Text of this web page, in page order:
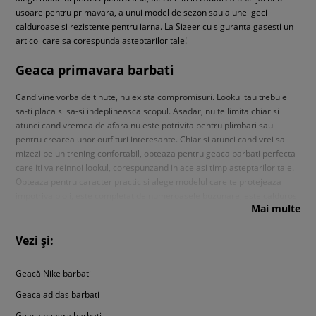
usoare pentru primavara, a unui model de sezon sau a unei geci
calduroase si rezistente pentru iarna. La Sizeer cu siguranta gasesti un
articol care sa corespunda asteptarilor tale!
Geaca primavara barbati
Cand vine vorba de tinute, nu exista compromisuri. Lookul tau trebuie
sa-ti placa si sa-si indeplineasca scopul. Asadar, nu te limita chiar si
atunci cand vremea de afara nu este potrivita pentru plimbari sau
pentru crearea unor outfituri interesante. Chiar si atunci cand vrei sa
mizezi pe un trening confortabil, opteaza pentru geaca barbati perfecta
care iti va reinnoi lookul, corespunzand in acelasi timp asteptarilor tale.
si are un design modern. La Sizeer gasesti o gama larga de produse,
potrivite pentru tine.
un model care face trimitere la bluze calduroase si placute sau sa
toate aceste produse - fie ca este vorba de modele din denim cu guler,
jachete de sezon cu gluga pentru barbati, geci matlasate, mai usoare
Mai multe
Vezi și:
Geacă Nike barbati
Geaca adidas barbati